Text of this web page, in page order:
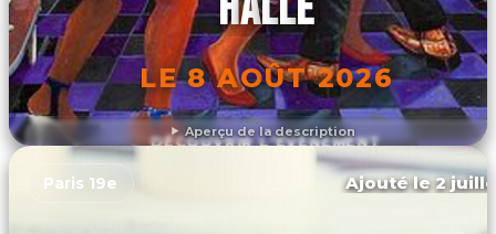
Aperçu de la description
LE 8 AOÛT 2026
DÉCOUVRIR L'ÉVÉNEMENT
Paris 19e Ajouté le 2